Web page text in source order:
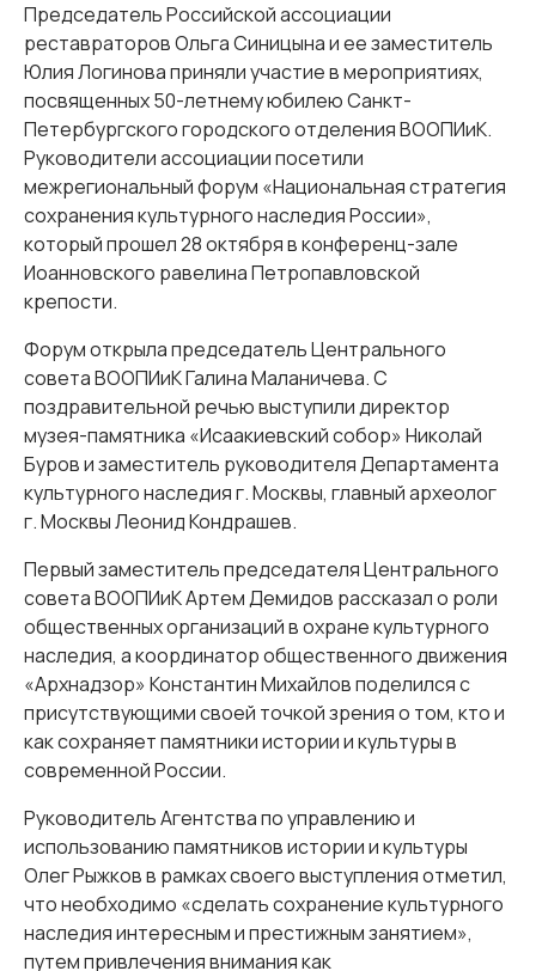
Председатель Российской ассоциации
реставраторов Ольга Синицына и ее заместитель
Юлия Логинова приняли участие в мероприятиях,
посвященных 50-летнему юбилею Санкт-
Петербургского городского отделения ВООПИиК.
Руководители ассоциации посетили
межрегиональный форум «Национальная стратегия
сохранения культурного наследия России»,
который прошел 28 октября в конференц-зале
Иоанновского равелина Петропавловской
крепости.
Форум открыла председатель Центрального
совета ВООПИиК Галина Маланичева. С
поздравительной речью выступили директор
музея-памятника «Исаакиевский собор» Николай
Буров и заместитель руководителя Департамента
культурного наследия г. Москвы, главный археолог
г. Москвы Леонид Кондрашев.
Первый заместитель председателя Центрального
совета ВООПИиК Артем Демидов рассказал о роли
общественных организаций в охране культурного
наследия, а координатор общественного движения
«Архнадзор» Константин Михайлов поделился с
присутствующими своей точкой зрения о том, кто и
как сохраняет памятники истории и культуры в
современной России.
Руководитель Агентства по управлению и
использованию памятников истории и культуры
Олег Рыжков в рамках своего выступления отметил,
что необходимо «сделать сохранение культурного
наследия интересным и престижным занятием»,
путем привлечения внимания как